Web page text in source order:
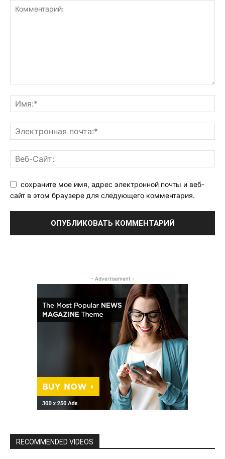
сохраните мое имя, адрес электронной почты и веб-
сайт в этом браузере для следующего комментария.
- Advertisement -
RECOMMENDED VIDEOS